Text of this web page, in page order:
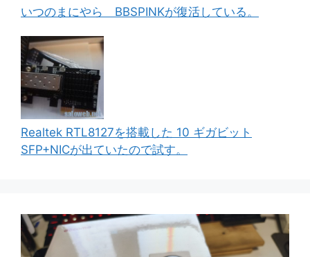
いつのまにやら BBSPINKが復活している。
Realtek RTL8127を搭載した 10 ギガビット
SFP+NICが出ていたので試す。